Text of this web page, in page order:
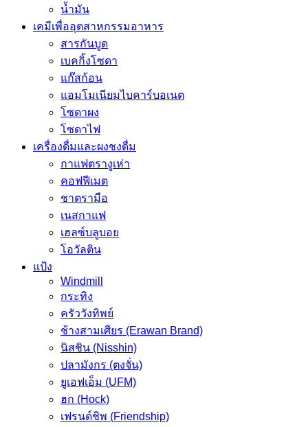
น้ำมัน
เคมีเพื่ออุตสาหกรรมอาหาร
สารกันบูด
เบคกิ้งโซดา
แก๊สก้อน
แอมโมเนียมไบคาร์บอเนต
โซดาผง
โซดาไฟ
เครื่องดื่มและผงชงดื่ม
กาแฟตรางูเห่า
คอฟฟีเมต
ชาตรามือ
เนสกาแฟ
เฮลซ์บลูบอย
โอวัลติน
แป้ง
Windmill
กระทิง
ครัววังทิพย์
ช้างสามเศียร (Erawan Brand)
นิสชิน (Nisshin)
ปลามังกร (ตงจั่น)
ยูเอฟเอ็ม (UFM)
ฮก (Hock)
เฟรนด์ชิพ (Friendship)